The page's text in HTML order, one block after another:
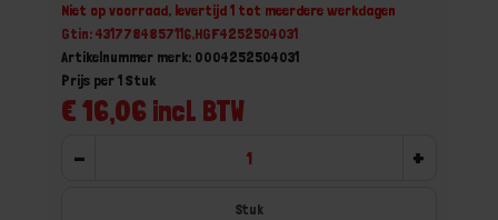
Niet op voorraad, levertijd 1 tot meerdere werkdagen
Gtin: 4317784857116,HGF4252504031
Artikelnummer merk: 0004252504031
€ 16,06 incl. BTW
Prijs per 1 Stuk
- +
Stuk